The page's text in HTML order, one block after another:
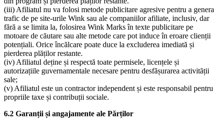
(iii) Afiliatul nu va folosi metode publicitare agresive pentru a genera
trafic de pe site-urile Wink sau ale companiilor afiliate, inclusiv, dar
fără a se limita la, folosirea Wink Marks în texte publicitare pe
motoare de căutare sau alte metode care pot induce în eroare clienții
potențiali. Orice încălcare poate duce la excluderea imediată și
pierderea plăților restante.
(iv) Afiliatul deține și respectă toate permisele, licențele și
autorizațiile guvernamentale necesare pentru desfășurarea activității
sale;
(v) Afiliatul este un contractor independent și este responsabil pentru
propriile taxe și contribuții sociale.
6.2 Garanții și angajamente ale Părților